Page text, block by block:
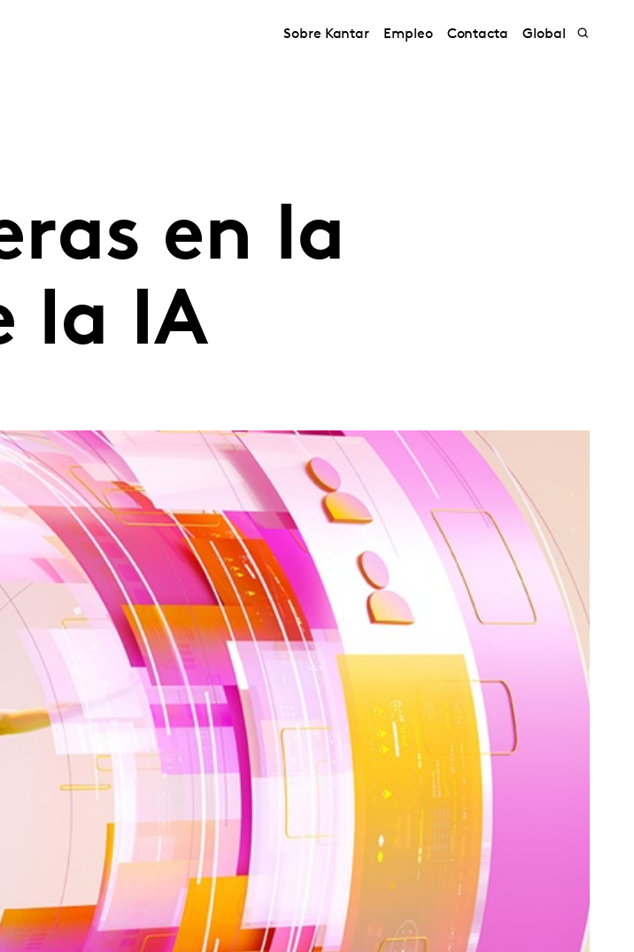
Sobre Kantar Empleo Contacta Global
en la
la IA